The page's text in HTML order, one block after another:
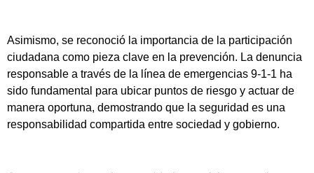
Asimismo, se reconoció la importancia de la participación
ciudadana como pieza clave en la prevención. La denuncia
responsable a través de la línea de emergencias 9-1-1 ha
sido fundamental para ubicar puntos de riesgo y actuar de
manera oportuna, demostrando que la seguridad es una
responsabilidad compartida entre sociedad y gobierno.